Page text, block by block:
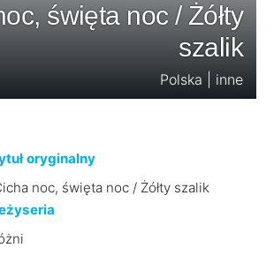
święta noc / Żółty
szalik
Polska | inne
oryginalny
noc, święta noc / Żółty szalik